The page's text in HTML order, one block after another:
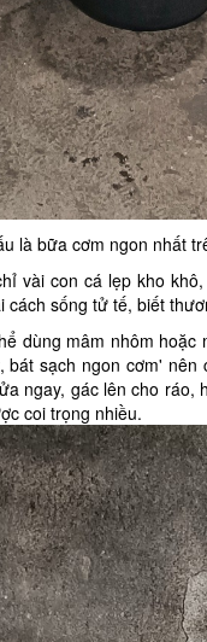
là bữa cơm ngon nhất
vài con cá lẹp kho
sống tử tế, biết
dùng mâm nhôm
sạch ngon cơm'
ngay, gác lên cho
coi trọng nhiều.